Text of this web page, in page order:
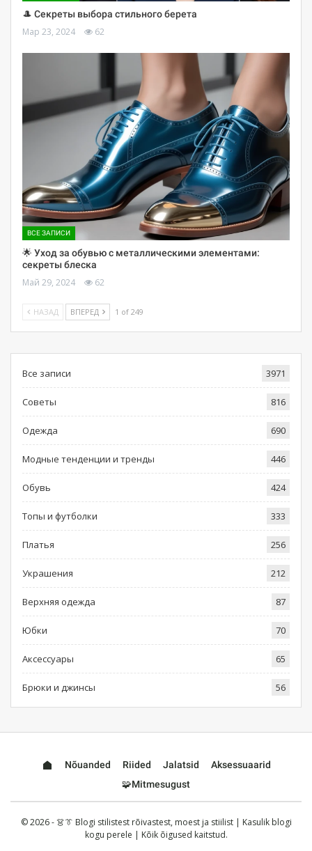
🎩 Секреты выбора стильного берета
Мар 23, 2024 62
ВСЕ ЗАПИСИ
🌟 Уход за обувью с металлическими элементами:
секреты блеска
Май 29, 2024 62
НАЗАД ВПЕРЕД 1 of 249
Все записи 3971
Советы 816
Одежда 690
Модные тенденции и тренды 446
Обувь 424
Топы и футболки 333
Платья 256
Украшения 212
Верхняя одежда 87
Юбки 70
Аксессуары 65
Брюки и джинсы 56
Nõuanded Riided Jalatsid
Aksessuaarid
🧩Mitmesugust
© 2026 - 👗👔 Blogi stilistest rõivastest, moest ja stiilist | Kasulik blogi
kogu perele | Kõik õigused kaitstud.